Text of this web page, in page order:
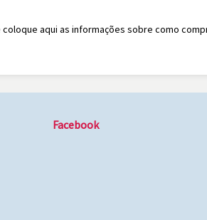
aqui as informações sobre como
Facebook